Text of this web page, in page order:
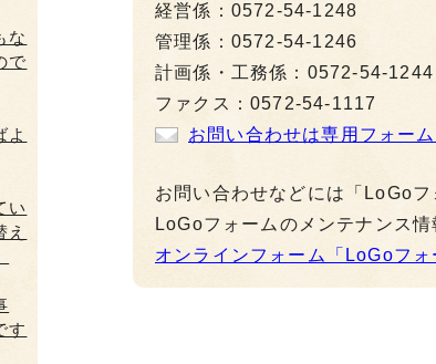
経営係：0572-54-1248
管理係：0572-54-1246
計画係・工務係：0572-54-1244
ファクス：0572-54-1117
お問い合わせは専用フォー
お問い合わせなどには「LoGoフ
LoGoフォームのメンテナンス
オンラインフォーム「LoGoフォ
な
で
よ
い
す